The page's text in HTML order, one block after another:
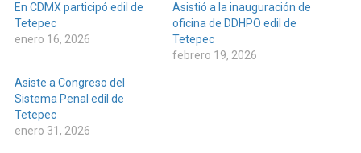
En CDMX participó edil de
Tetepec
enero 16, 2026
Asistió a la inauguración de
oficina de DDHPO edil de
Tetepec
febrero 19, 2026
Asiste a Congreso del
Sistema Penal edil de
Tetepec
enero 31, 2026